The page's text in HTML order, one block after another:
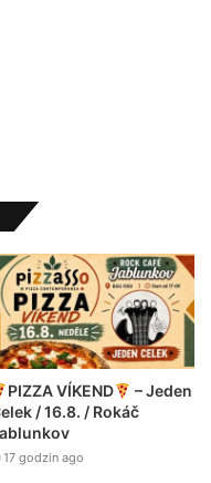
PIZZA VÍKEND
– Jeden
/ 16.8. / Rokáč
17 godzin ago